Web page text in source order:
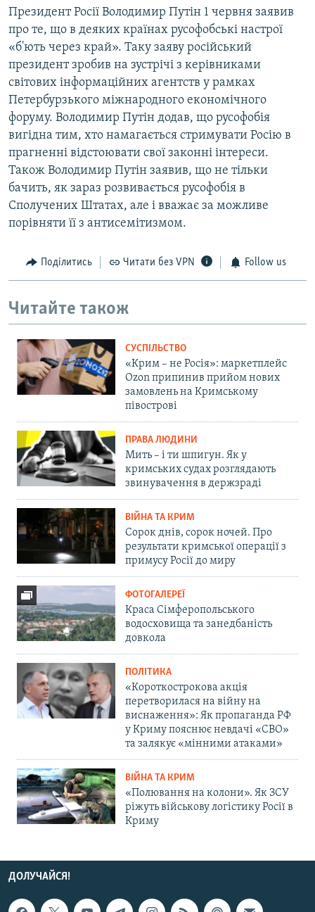
Президент Росії Володимир Путін 1 червня заявив
про те, що в деяких країнах русофобські настрої
«б'ють через край». Таку заяву російський
президент зробив на зустрічі з керівниками
світових інформаційних агентств у рамках
Петербурзького міжнародного економічного
форуму. Володимир Путін додав, що русофобія
вигідна тим, хто намагається стримувати Росію в
прагненні відстоювати свої законні інтереси.
Також Володимир Путін заявив, що не тільки
бачить, як зараз розвивається русофобія в
Сполучених Штатах, але і вважає за можливе
порівняти її з антисемітизмом.
Поділитись Читати без VPN Follow us
Читайте також
СУСПІЛЬСТВО
«Крим – не Росія»: маркетплейс
Ozon припинив прийом нових
замовлень на Кримському
півострові
ПРАВА ЛЮДИНИ
Мить – і ти шпигун. Як у
кримських судах розглядають
звинувачення в держзраді
ВІЙНА ТА КРИМ
Сорок днів, сорок ночей. Про
результати кримської операції з
примусу Росії до миру
ФОТОГАЛЕРЕЇ
Краса Сімферопольського
водосховища та занедбаність
довкола
ПОЛІТИКА
«Короткострокова акція
перетворилася на війну на
виснаження»: Як пропаганда РФ
у Криму пояснює невдачі «СВО»
та залякує «мінними атаками»
ВІЙНА ТА КРИМ
«Полювання на колони». Як ЗСУ
ріжуть військову логістику Росії в
Криму
ДОЛУЧАЙСЯ!